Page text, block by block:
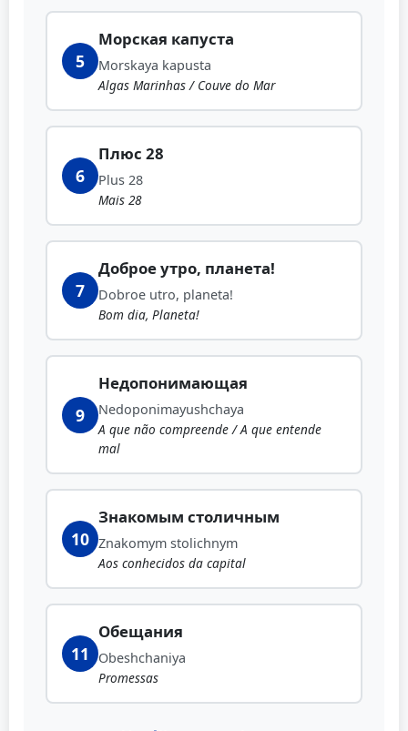
5
Морская капуста
Morskaya kapusta
Algas Marinhas / Couve do Mar
6
Плюс 28
Plus 28
Mais 28
7
Доброе утро, планета!
Dobroe utro, planeta!
Bom dia, Planeta!
9
Недопонимающая
Nedoponimayushchaya
A que não compreende / A que entende
mal
10
Знакомым столичным
Znakomym stolichnym
Aos conhecidos da capital
11
Обещания
Obeshchaniya
Promessas